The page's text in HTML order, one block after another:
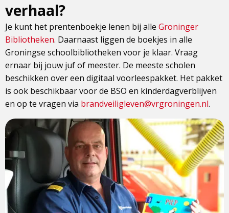
verhaal?
Je kunt het prentenboekje lenen bij alle Groninger
Bibliotheken. Daarnaast liggen de boekjes in alle
Groningse schoolbibliotheken voor je klaar. Vraag
ernaar bij jouw juf of meester. De meeste scholen
beschikken over een digitaal voorleespakket. Het pakket
is ook beschikbaar voor de BSO en kinderdagverblijven
en op te vragen via brandveiligleven@vrgroningen.nl.